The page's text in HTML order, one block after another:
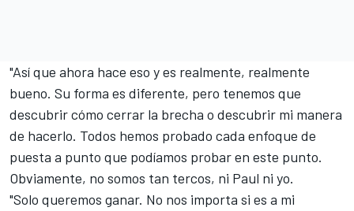
"Así que ahora hace eso y es realmente, realmente
bueno. Su forma es diferente, pero tenemos que
descubrir cómo cerrar la brecha o descubrir mi manera
de hacerlo. Todos hemos probado cada enfoque de
puesta a punto que podíamos probar en este punto.
Obviamente, no somos tan tercos, ni Paul ni yo.
"Solo queremos ganar. No nos importa si es a mi